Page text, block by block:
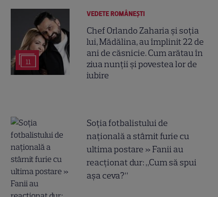
11
VEDETE ROMÂNEŞTI
Chef Orlando Zaharia și soția
lui, Mădălina, au împlinit 22 de
ani de căsnicie. Cum arătau în
ziua nunții și povestea lor de
iubire
Soția fotbalistului de
națională a stârnit furie cu
ultima postare » Fanii au
reacționat dur: „Cum să spui
așa ceva?”